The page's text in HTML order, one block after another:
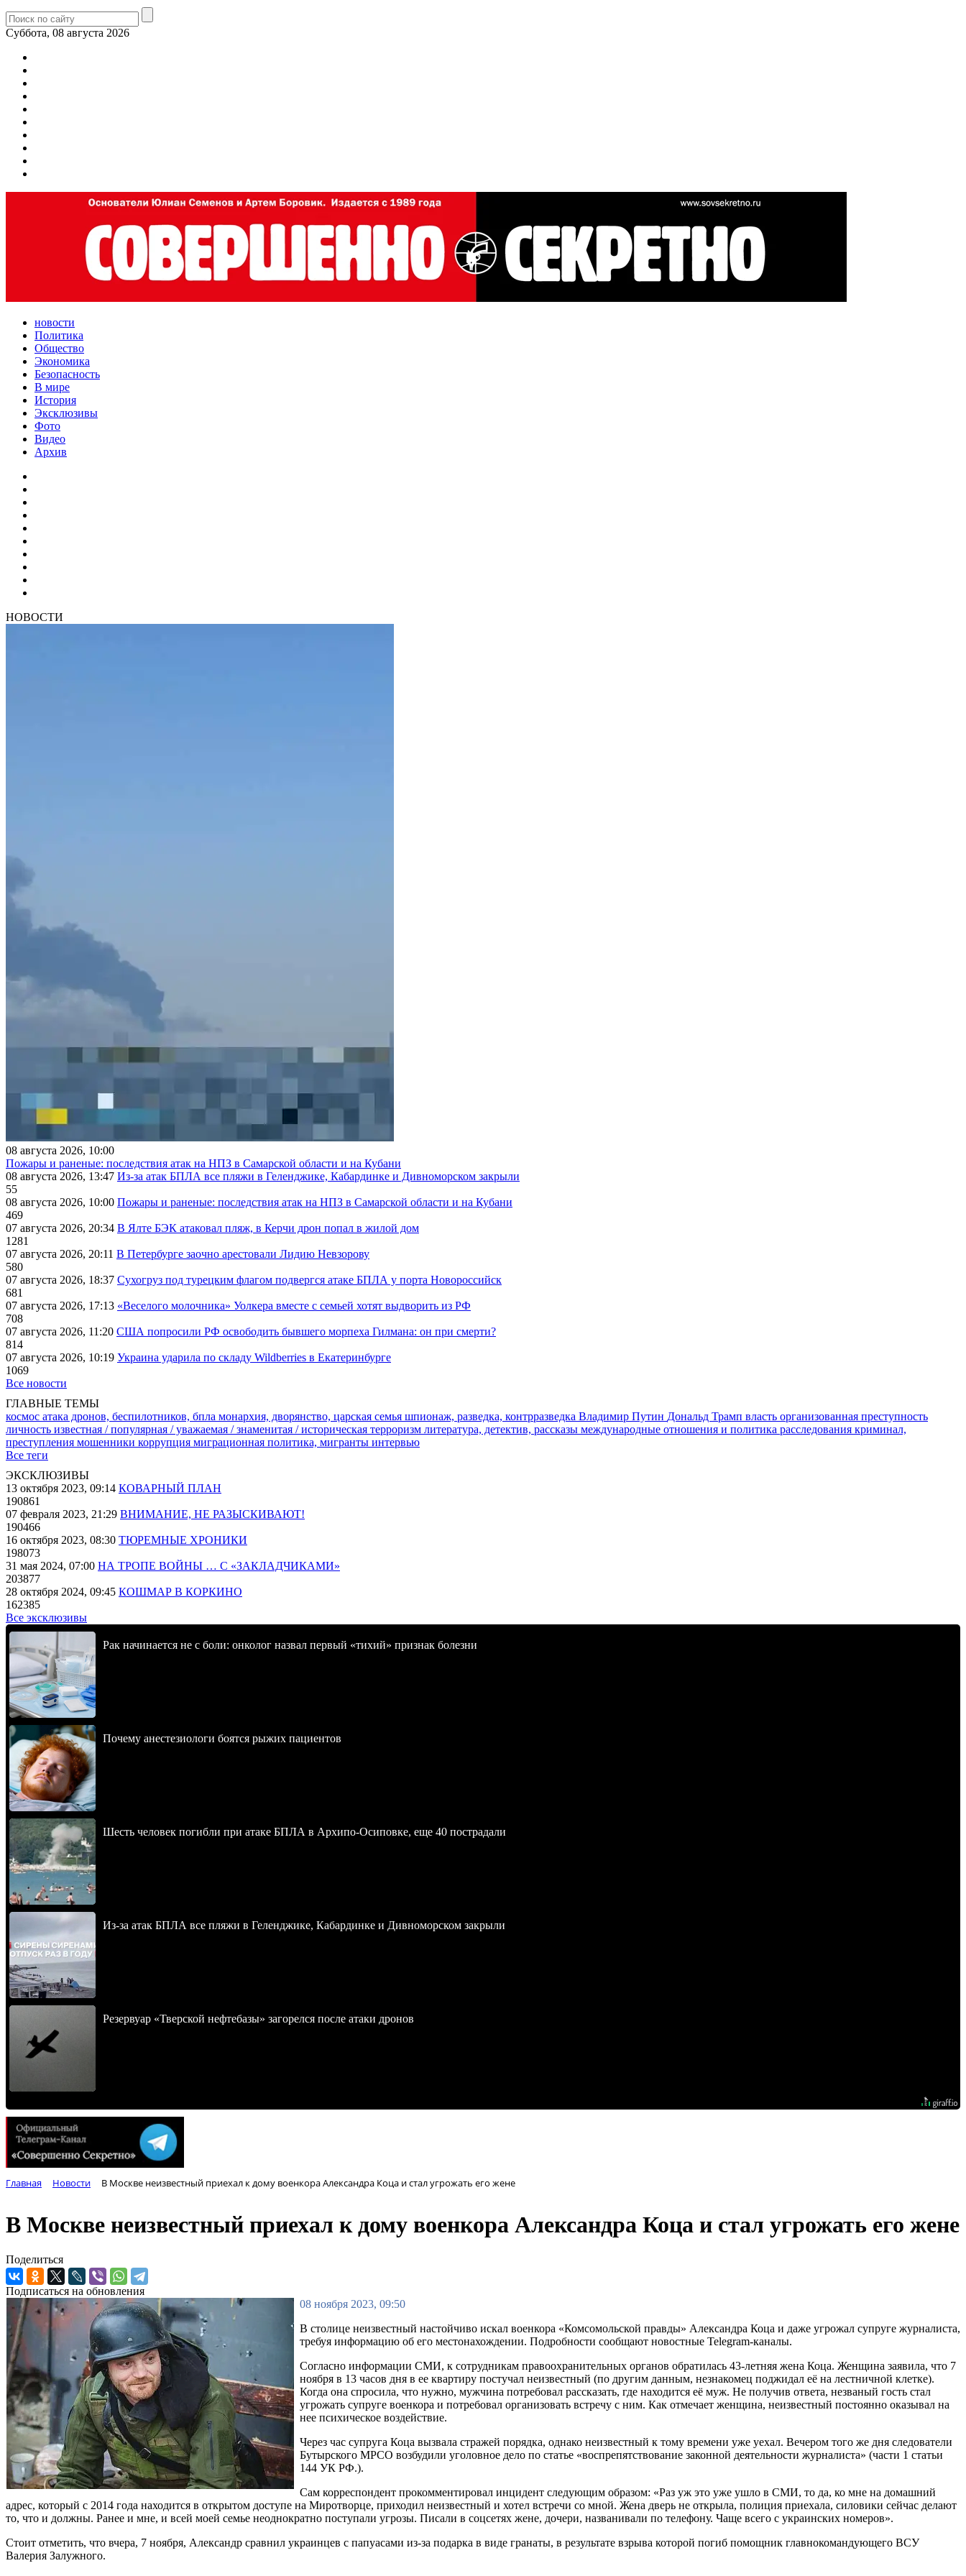
Суббота, 08 августа 2026
новости
Политика
Общество
Экономика
Безопасность
В мире
История
Эксклюзивы
Фото
Видео
Архив
НОВОСТИ
08 августа 2026, 10:00
Пожары и раненые: последствия атак на НПЗ в Самарской области и на Кубани
08 августа 2026, 13:47 Из-за атак БПЛА все пляжи в Геленджике, Кабардинке и Дивноморском закрыли
55
08 августа 2026, 10:00 Пожары и раненые: последствия атак на НПЗ в Самарской области и на Кубани
469
07 августа 2026, 20:34 В Ялте БЭК атаковал пляж, в Керчи дрон попал в жилой дом
1281
07 августа 2026, 20:11 В Петербурге заочно арестовали Лидию Невзорову
580
07 августа 2026, 18:37 Сухогруз под турецким флагом подвергся атаке БПЛА у порта Новороссийск
681
07 августа 2026, 17:13 «Веселого молочника» Уолкера вместе с семьей хотят выдворить из РФ
708
07 августа 2026, 11:20 США попросили РФ освободить бывшего морпеха Гилмана: он при смерти?
814
07 августа 2026, 10:19 Украина ударила по складу Wildberries в Екатеринбурге
1069
Все новости
ГЛАВНЫЕ ТЕМЫ
космос атака дронов, беспилотников, бпла монархия, дворянство, царская семья шпионаж, разведка, контрразведка Владимир Путин Дональд Трамп власть организованная преступность
личность известная / популярная / уважаемая / знаменитая / историческая терроризм литература, детектив, рассказы международные отношения и политика расследования криминал,
преступления мошенники коррупция миграционная политика, мигранты интервью
Все теги
ЭКСКЛЮЗИВЫ
13 октября 2023, 09:14 КОВАРНЫЙ ПЛАН
190861
07 февраля 2023, 21:29 ВНИМАНИЕ, НЕ РАЗЫСКИВАЮТ!
190466
16 октября 2023, 08:30 ТЮРЕМНЫЕ ХРОНИКИ
198073
31 мая 2024, 07:00 НА ТРОПЕ ВОЙНЫ … С «ЗАКЛАДЧИКАМИ»
203877
28 октября 2024, 09:45 КОШМАР В КОРКИНО
162385
Все эксклюзивы
Рак начинается не с боли: онколог назвал первый «тихий» признак болезни
Почему анестезиологи боятся рыжих пациентов
Шесть человек погибли при атаке БПЛА в Архипо-Осиповке, еще 40 пострадали
Из-за атак БПЛА все пляжи в Геленджике, Кабардинке и Дивноморском закрыли
Резервуар «Тверской нефтебазы» загорелся после атаки дронов
Главная Новости В Москве неизвестный приехал к дому военкора Александра Коца и стал угрожать его жене
В Москве неизвестный приехал к дому военкора Александра Коца и стал угрожать его жене
Поделиться
Подписаться на обновления
08 ноября 2023, 09:50
В столице неизвестный настойчиво искал военкора «Комсомольской правды» Александра Коца и даже угрожал супруге журналиста,
требуя информацию об его местонахождении. Подробности сообщают новостные Telegram-каналы.
Согласно информации СМИ, к сотрудникам правоохранительных органов обратилась 43-летняя жена Коца. Женщина заявила, что 7
ноября в 13 часов дня в ее квартиру постучал неизвестный (по другим данным, незнакомец поджидал её на лестничной клетке).
Когда она спросила, что нужно, мужчина потребовал рассказать, где находится её муж. Не получив ответа, незваный гость стал
угрожать супруге военкора и потребовал организовать встречу с ним. Как отмечает женщина, неизвестный постоянно оказывал на
нее психическое воздействие.
Через час супруга Коца вызвала стражей порядка, однако неизвестный к тому времени уже уехал. Вечером того же дня следователи
Бутырского МРСО возбудили уголовное дело по статье «воспрепятствование законной деятельности журналиста» (части 1 статьи
144 УК РФ.).
Сам корреспондент прокомментировал инцидент следующим образом: «Раз уж это уже ушло в СМИ, то да, ко мне на домашний
адрес, который с 2014 года находится в открытом доступе на Миротворце, приходил неизвестный и хотел встречи со мной. Жена дверь не открыла, полиция приехала, силовики сейчас делают
то, что и должны. Ранее и мне, и всей моей семье неоднократно поступали угрозы. Писали в соцсетях жене, дочери, названивали по телефону. Чаще всего с украинских номеров».
Стоит отметить, что вчера, 7 ноября, Александр сравнил украинцев с папуасами из-за подарка в виде гранаты, в результате взрыва которой погиб помощник главнокомандующего ВСУ
Валерия Залужного.